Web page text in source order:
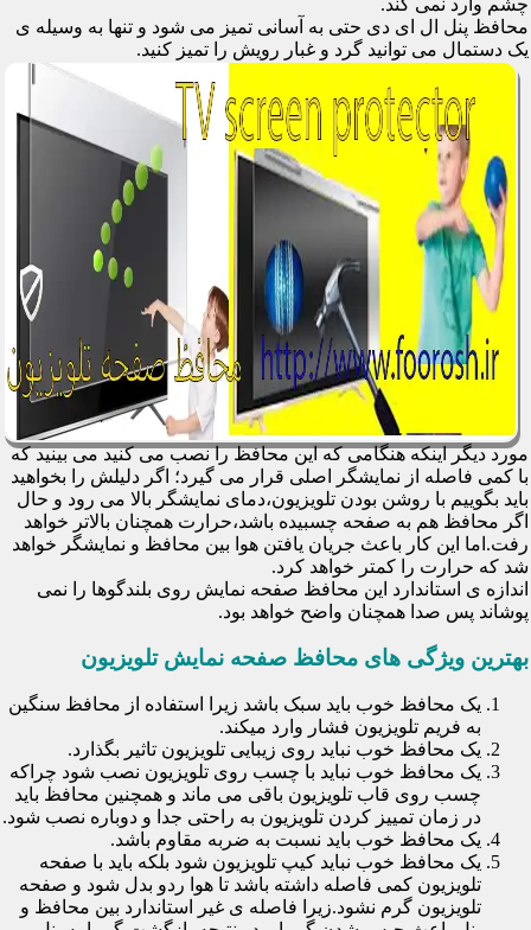
چشم وارد نمی کند.
محافظ پنل ال ای دی حتی به آسانی تمیز می شود و تنها به وسیله ی
یک دستمال می توانید گرد و غبار رویش را تمیز کنید.
مورد دیگر اینکه هنگامی که این محافظ را نصب می کنید می بینید که
با کمی فاصله از نمایشگر اصلی قرار می گیرد؛ اگر دلیلش را بخواهید
باید بگوییم با روشن بودن تلویزیون،دمای نمایشگر بالا می رود و حال
اگر محافظ هم به صفحه چسبیده باشد،حرارت همچنان بالاتر خواهد
رفت.اما این کار باعث جریان یافتن هوا بین محافظ و نمایشگر خواهد
شد که حرارت را کمتر خواهد کرد.
اندازه ی استاندارد این محافظ صفحه نمایش روی بلندگوها را نمی
پوشاند پس صدا همچنان واضح خواهد بود.
بهترین ویژگی های محافظ صفحه نمایش تلویزیون
یک محافظ خوب باید سبک باشد زیرا استفاده از محافظ سنگین
به فریم تلویزیون فشار وارد میکند.
یک محافظ خوب نباید روی زیبایی تلویزیون تاثیر بگذارد.
یک محافظ خوب نباید با چسب روی تلویزیون نصب شود چراکه
چسب روی قاب تلویزیون باقی می ماند و همچنین محافظ باید
در زمان تمییز کردن تلویزیون به راحتی جدا و دوباره نصب شود.
یک محافظ خوب باید نسبت به ضربه مقاوم باشد.
یک محافظ خوب نباید کیپ تلویزیون شود بلکه باید با صفحه
تلویزیون کمی فاصله داشته باشد تا هوا ردو بدل شود و صفحه
تلویزیون گرم نشود.زیرا فاصله ی غیر استاندارد بین محافظ و